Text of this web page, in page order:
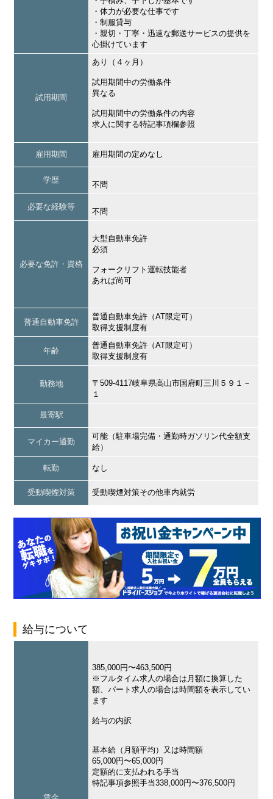
・体力が必要な仕事です
・制服貸与
・親切・丁寧・迅速な郵送サービスの提供を
心掛けています
試用期間
あり（４ヶ月）
試用期間中の労働条件
異なる
試用期間中の労働条件の内容
求人に関する特記事項欄参照
雇用期間 雇用期間の定めなし
学歴
不問
必要な経験等
不問
必要な免許・資格
大型自動車免許
必須
フォークリフト運転技能者
あれば尚可
普通自動車免許
普通自動車免許（AT限定可）
取得支援制度有
年齢
普通自動車免許（AT限定可）
取得支援制度有
勤務地
〒509-4117岐阜県高山市国府町三川５９１－
１
最寄駅
マイカー通勤
可能（駐車場完備・通勤時ガソリン代全額支
給）
転勤 なし
受動喫煙対策 受動喫煙対策その他車内就労
給与について
385,000円〜463,500円
※フルタイム求人の場合は月額に換算した
額、パート求人の場合は時間額を表示してい
ます
給与の内訳
基本給（月額平均）又は時間額
65,000円〜65,000円
定額的に支払われる手当
特記事項参照手当338,000円〜376,500円